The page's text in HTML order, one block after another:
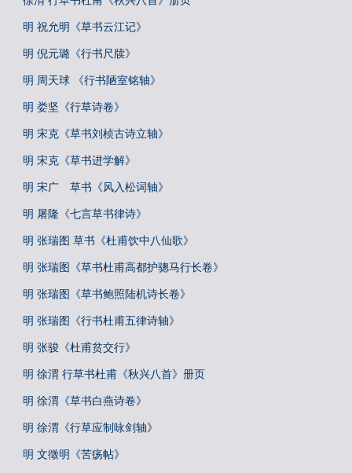
明 祝允明《草书云江记》
明 倪元璐《行书尺牍》
明 周天球 《行书陋室铭轴》
明 娄坚《行草诗卷》
明 宋克《草书刘桢古诗立轴》
明 宋克《草书进学解》
明 宋广 草书《风入松词轴》
明 屠隆《七言草书律诗》
明 张瑞图 草书《杜甫饮中八仙歌》
明 张瑞图《草书杜甫高都护骢马行长卷》
明 张瑞图《草书鲍照陆机诗长卷》
明 张瑞图《行书杜甫五律诗轴》
明 张骏《杜甫贫交行》
明 徐渭 行草书杜甫《秋兴八首》册页
明 徐渭《草书白燕诗卷》
明 徐渭《行草应制咏剑轴》
明 文徵明《苦疡帖》